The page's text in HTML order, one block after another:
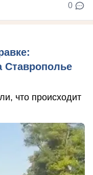
0
Ставрополье
что происходит